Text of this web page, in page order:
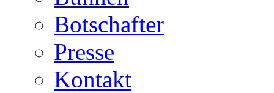
Botschafter
Presse
Kontakt